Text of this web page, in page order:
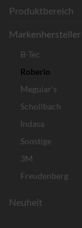
Produktbereich
Markenhersteller
B-Tec
Roberlo
Meguiar's
Schollbach
Indasa
Sonstige
3M
Freudenberg
Neuheit